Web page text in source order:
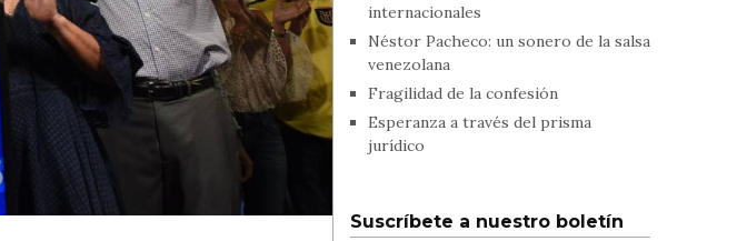
internacionales
Néstor Pacheco: un sonero de la salsa
venezolana
Fragilidad de la confesión
Esperanza a través del prisma
jurídico
Suscríbete a nuestro boletín